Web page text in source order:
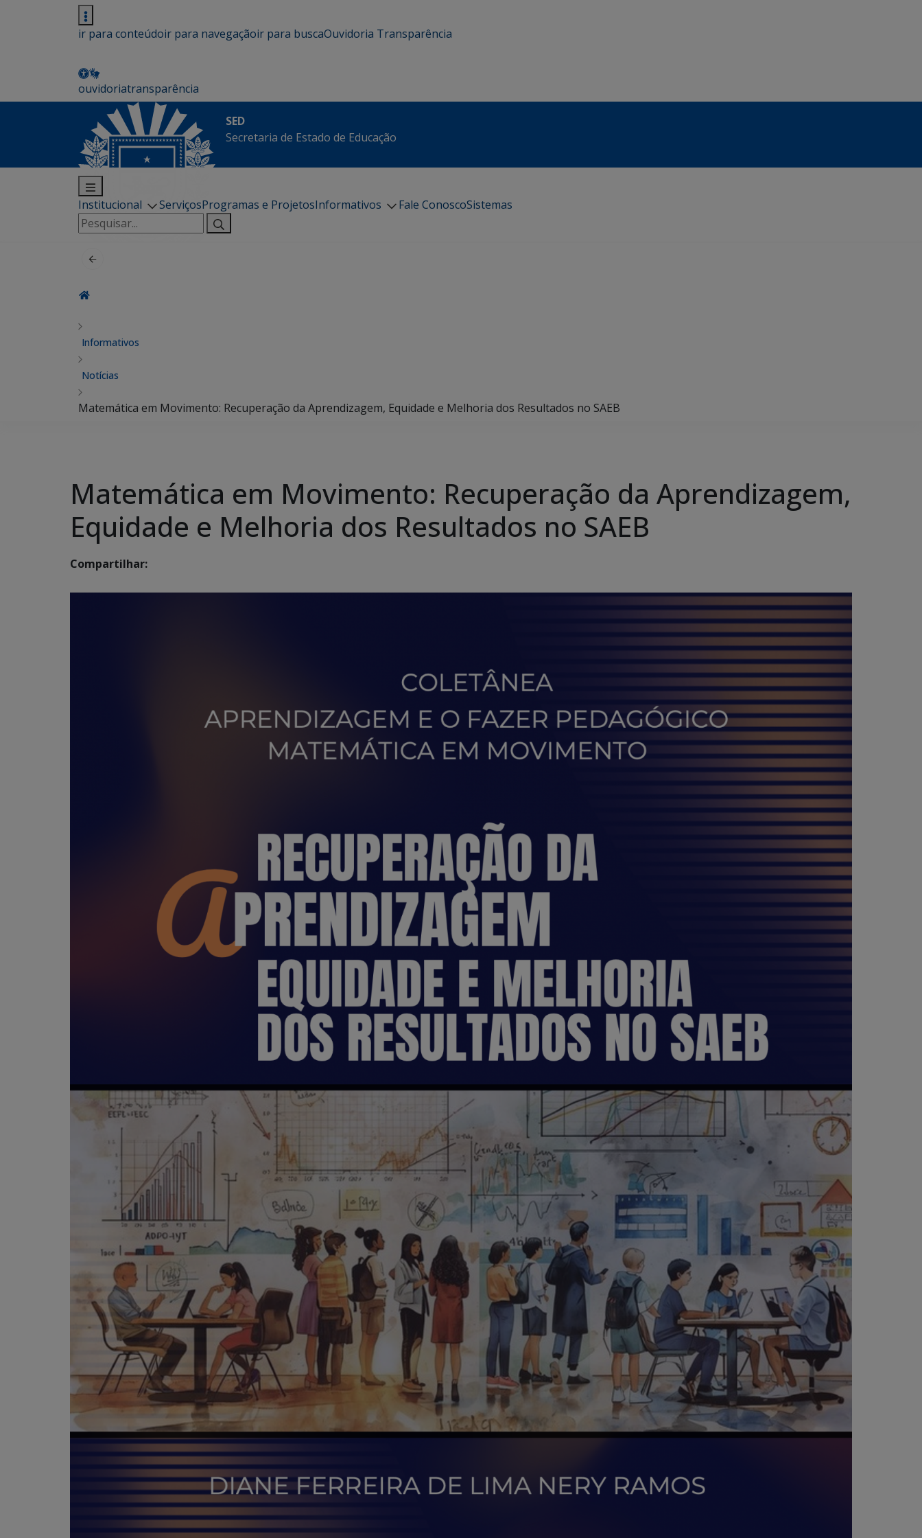
ir para conteúdoir para navegaçãoir para buscaOuvidoria Transparência
ouvidoriatransparência
SED
Secretaria de Estado de Educação
Institucional ServiçosProgramas e ProjetosInformativos Fale ConoscoSistemas
Pesquisar
por:
Informativos
Notícias
Matemática em Movimento: Recuperação da Aprendizagem, Equidade e Melhoria dos Resultados no SAEB
Matemática em Movimento: Recuperação da Aprendizagem,
Equidade e Melhoria dos Resultados no SAEB
Compartilhar: